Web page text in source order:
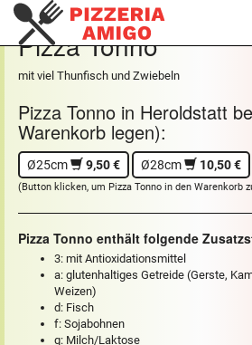
Pizza Tonno
mit viel Thunfisch und Zwiebeln
Pizza Tonno in Heroldstatt
Warenkorb legen):
Ø25cm 9,50 € Ø28cm 10,50 €
(Button klicken, um Pizza Tonno in den Warenkorb
Pizza Tonno enthält folgende
3: mit Antioxidationsmittel
a: glutenhaltiges Getreide (Gerste,
Weizen)
d: Fisch
f: Sojabohnen
g: Milch/Laktose